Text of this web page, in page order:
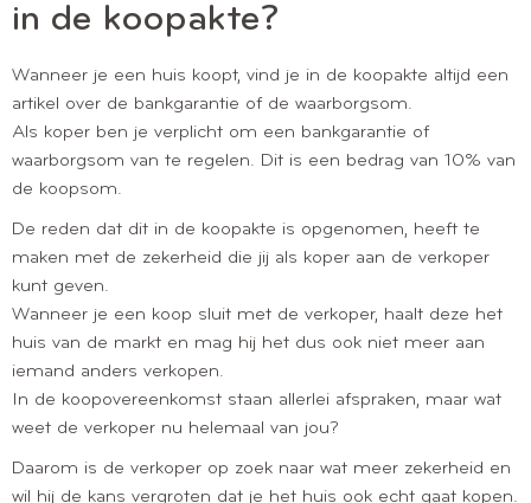
in de koopakte?
Wanneer je een huis koopt, vind je in de koopakte altijd een
artikel over de bankgarantie of de waarborgsom.
Als koper ben je verplicht om een bankgarantie of
waarborgsom van te regelen. Dit is een bedrag van 10% van
de koopsom.
De reden dat dit in de koopakte is opgenomen, heeft te
maken met de zekerheid die jij als koper aan de verkoper
kunt geven.
Wanneer je een koop sluit met de verkoper, haalt deze het
huis van de markt en mag hij het dus ook niet meer aan
iemand anders verkopen.
In de koopovereenkomst staan allerlei afspraken, maar wat
weet de verkoper nu helemaal van jou?
Daarom is de verkoper op zoek naar wat meer zekerheid en
wil hij de kans vergroten dat je het huis ook echt gaat kopen.